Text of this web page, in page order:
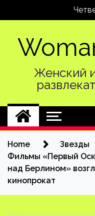
Женский
Home
Звезды
Фильмы «Первый
над Берлином»
кинопрокат